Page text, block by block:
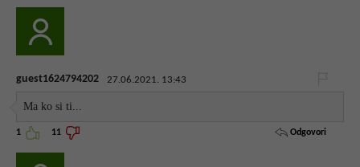
guest1624794202 27.06.2021. 13:43
Ma ko si ti...
1 11 Odgovori